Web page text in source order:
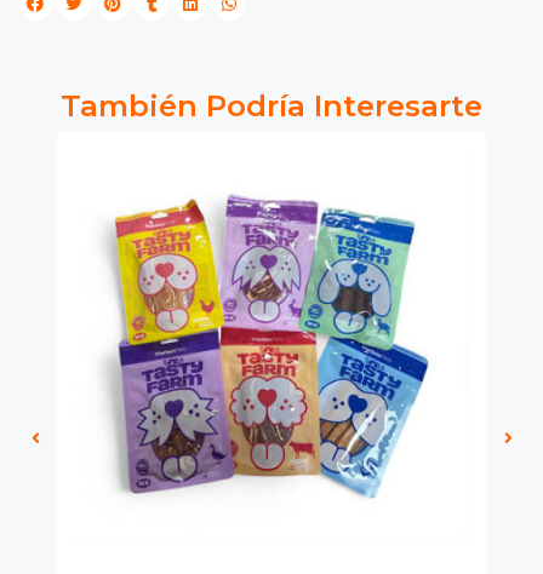
JUGAR
También Podría Interesarte